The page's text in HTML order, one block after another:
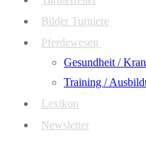
Bilder Turniere
Pferdewesen
Gesundheit /
Training /
Lexikon
Newsletter